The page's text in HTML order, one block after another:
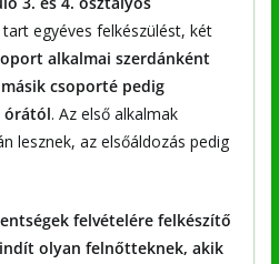
egyéves felkészülést, két
alkalmai szerdánként
csoporté pedig
órától. Az első alkalmak
lesznek, az elsőáldozás pedig
felvételére felkészítő
olyan felnőtteknek, akik